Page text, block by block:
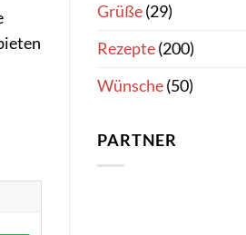
Grüße(29)
Rezepte(200)
Wünsche(50)
PARTNER